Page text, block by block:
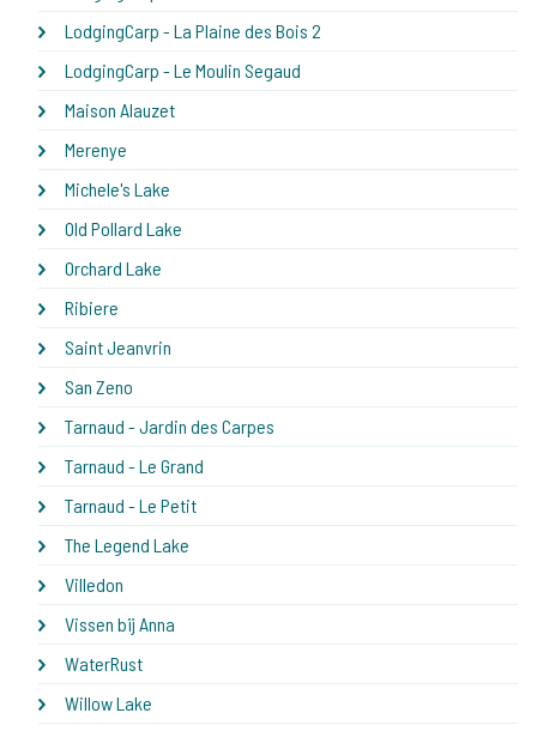
LodgingCarp - La Plaine des Bois 2
LodgingCarp - Le Moulin Segaud
Maison Alauzet
Merenye
Michele's Lake
Old Pollard Lake
Orchard Lake
Ribiere
Saint Jeanvrin
San Zeno
Tarnaud - Jardin des Carpes
Tarnaud - Le Grand
Tarnaud - Le Petit
The Legend Lake
Villedon
Vissen bij Anna
WaterRust
Willow Lake